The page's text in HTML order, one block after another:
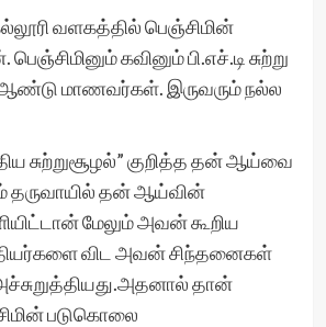
வளகத்தில் பெஞ்சிமின்
கவினும் பி.எச்.டி சுற்று
ஆண்டு மாணவர்கள். இருவரும் நல்ல
சுற்றுசூழல்” குறித்த தன் ஆய்வை
தருவாயில் தன் ஆய்வின்
மேலும் அவன் கூறிய
விட அவன் சிந்தனைகள்
தான்
படுகொலை